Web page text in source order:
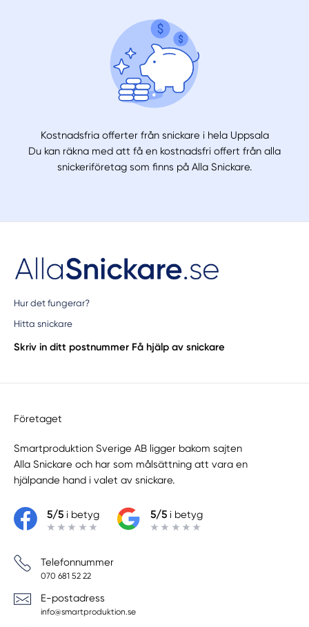
Kostnadsfria offerter från snickare i hela Uppsala
Du kan räkna med att få en kostnadsfri offert från alla
snickeriföretag som finns på Alla Snickare.
Hur det fungerar?
Hitta snickare
Skriv in ditt postnummer Få hjälp av snickare
Företaget
Smartproduktion Sverige AB ligger bakom sajten
Alla Snickare och har som målsättning att vara en
hjälpande hand i valet av snickare.
5/5i betyg 5/5i betyg
Telefonnummer
070 681 52 22
E-postadress
info@smartproduktion.se